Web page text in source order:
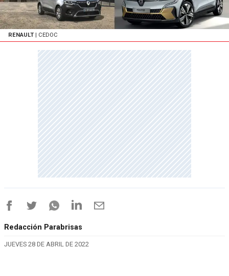
RENAULT | CEDOC
Redacción Parabrisas
JUEVES 28 DE ABRIL DE 2022